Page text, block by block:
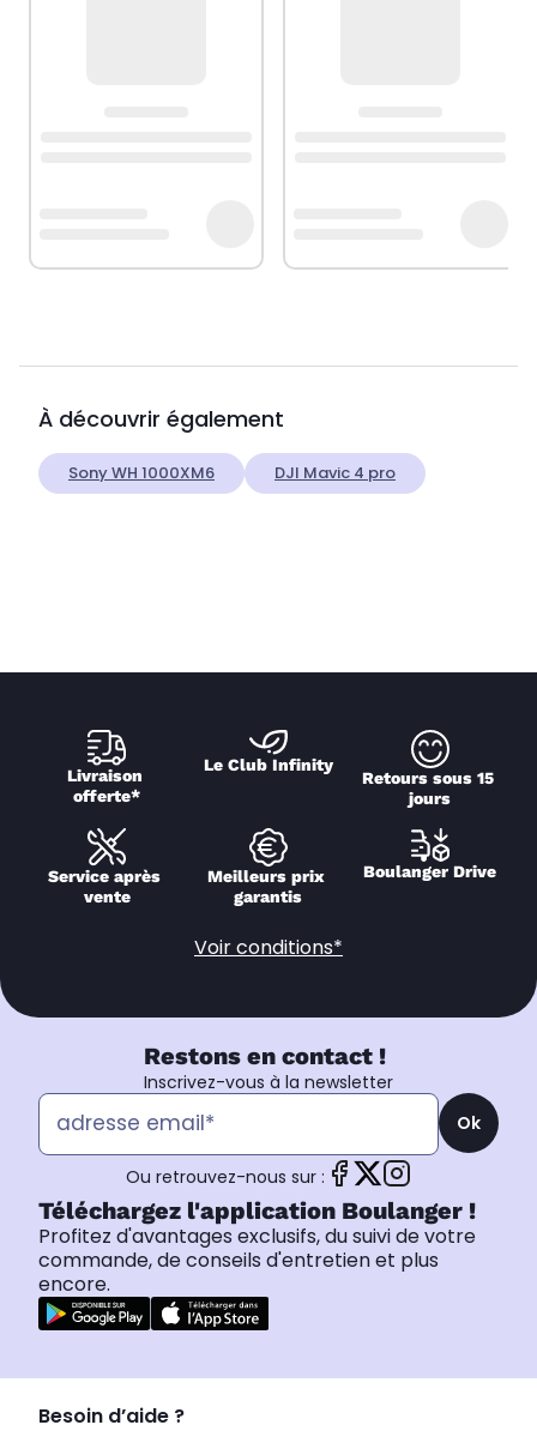
À découvrir également
Sony WH 1000XM6 DJI Mavic 4 pro
Livraison
offerte*
Le Club Infinity
Retours sous 15
jours
Service après
vente
Meilleurs prix
garantis
Boulanger Drive
Voir conditions*
Restons en contact !
Inscrivez-vous à la newsletter
Ok
Ou retrouvez-nous sur :
Téléchargez l'application Boulanger !
Profitez d'avantages exclusifs, du suivi de votre
commande, de conseils d'entretien et plus
encore.
Besoin d’aide ?